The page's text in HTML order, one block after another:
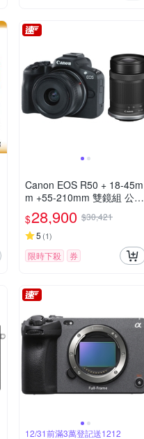
Canon EOS R50 + 18-45m
m +55-210mm 雙鏡組 公司
貨
$28,900 $30,421
5 (1)
限時下殺 券
12/31前滿3萬登記送1212